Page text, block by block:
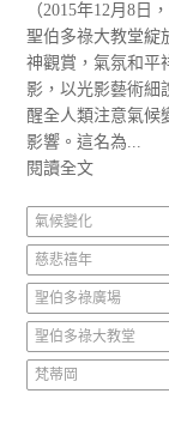
（2015年12月8日
聖伯多祿大教堂綻
神觀賞，氣氛和平
影，以光影藝術細
醒全人類注意氣候
影響。這名為...
閱讀全文
氣候變化
慈悲禧年
聖伯多祿廣場
聖伯多祿大教堂
梵蒂岡